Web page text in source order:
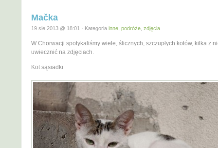
Mačka
19 sie 2013 @ 18:01 · Kategoria inne podróże zdjęcia
W Chorwacji spotykaliśmy wiele, ślicznych, szczupłych kotów, kilka z
uwiecznić na zdjęciach.
Kot sąsiadki